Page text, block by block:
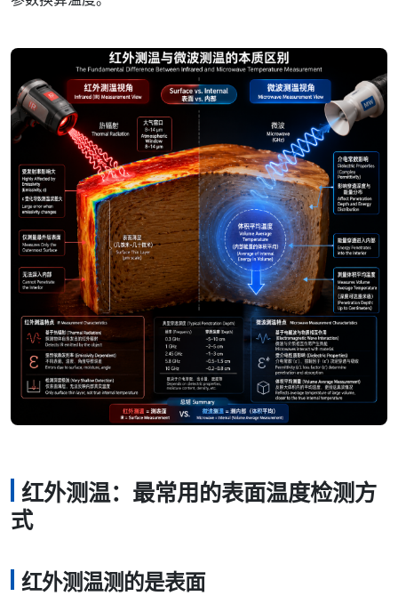
红外测温：最常用的表面温度检测方
式
红外测温测的是表面